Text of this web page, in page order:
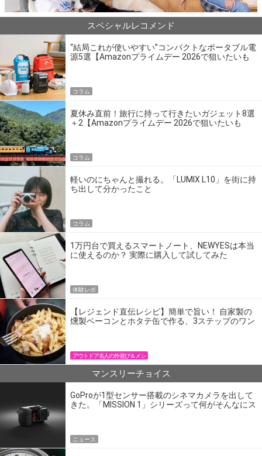
スペシャルレコメンド
“結局これが使いやすい”コンパクトなポータブル電
源5選【Amazonプライムデー 2026で狙いたいも
コラム
夏休み直前！旅行に持って行きたいガジェット8選
＋2【Amazonプライムデー 2026で狙いたいも
コラム
軽いのにちゃんと撮れる。「LUMIX L10」を街に持
ち出して分かったこと
コラム
1万円台で買えるスマートノート、NEWYESは本当
に使えるのか？ 実際に購入して試してみた
体験レポ
【レジェンド直伝レシピ】簡単で旨い！ 自家製の
燻製ベーコンとホタテ缶で作る、3ステップのワン
アウトドア名人の外遊び＆メシ
マンスリーチョイス
GoProが1型センサー搭載のシネマカメラを出して
きた。「MISSION 1」シリーズって何がそんなにス
ニュース